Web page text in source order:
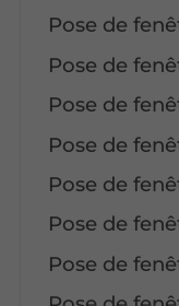
Pose de
Pose de
Pose de
Pose de
Pose de
Pose de
Pose de